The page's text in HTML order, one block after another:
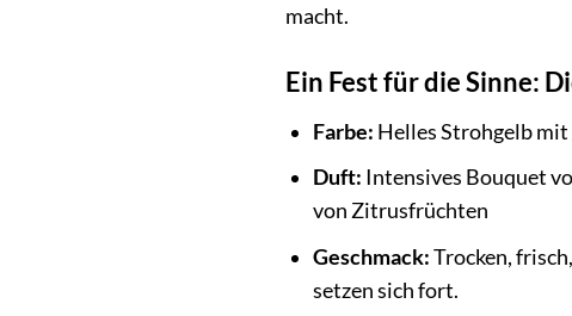
macht.
Ein Fest für die Sinne:
Farbe: Helles Strohgelb
Duft: Intensives Bouquet
von Zitrusfrüchten
Geschmack:Trocken,
setzen sich fort.